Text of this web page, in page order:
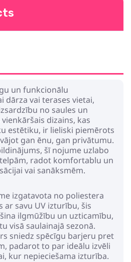
un funkcionālu
dārza vai terases vietai,
no saules un
dizains, kas
estētiku, ir lieliski piemērots
gan ēnu, gan privātumu.
šī nojume uzlabo
radot komfortablu un
vai sanāksmēm.
izgatavota no poliestera
ar savu UV izturību, šis
ilgmūžību un uzticamību,
visā saulainajā sezonā.
sniedz spēcīgu barjeru pret
padarot to par ideālu izvēli
kur nepieciešama izturība.